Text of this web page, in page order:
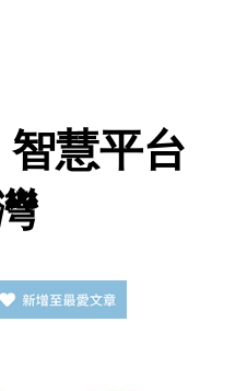
慧平台